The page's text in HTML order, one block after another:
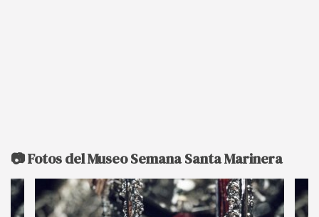
📷 Fotos del Museo Semana Santa Marinera